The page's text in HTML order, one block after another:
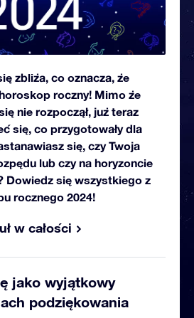
zbliża, co oznacza, że
roczny! Mimo że
nie rozpoczął, już teraz
się, co przygotowały dla
się, czy Twoja
lub czy na horyzoncie
Dowiedz się wszystkiego z
rocznego 2024!
w całości
jako wyjątkowy
podziękowania